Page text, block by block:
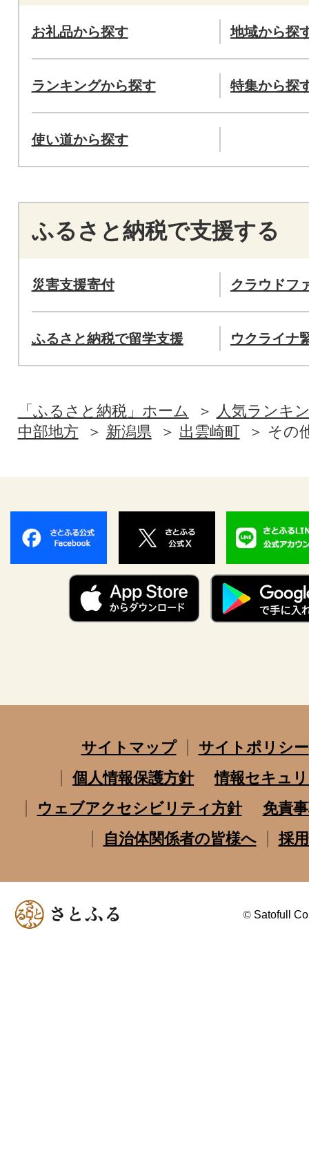
お礼品から探す 地域から探
ランキングから探す 特集から探
使い道から探す
ふるさと納税で支援する
災害支援寄付 クラウドフ
ふるさと納税で留学支援 ウクライナ
「ふるさと納税」ホーム
人気ランキ
中部地方
新潟県 出雲崎町 その
サイトマップ
サイトポリシー
個人情報保護方針
情報セキュ
ウェブアクセシビリティ方針
免責
自治体関係者の皆様へ
採
© Satofull